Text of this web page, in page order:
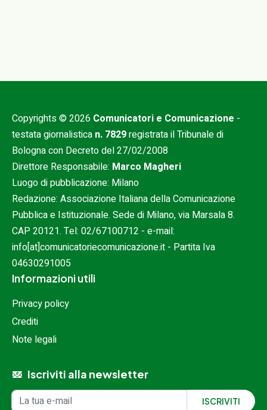
Copyrights © 2026 Comunicatori e Comunicazione -
testata giornalistica n. 7829registrata il Tribunale di
Bologna con Decreto del 27/02/2008
Direttore Responsabile: Marco Magheri
Luogo di pubblicazione: Milano
Redazione: Associazione Italiana della Comunicazione
Pubblica e Istituzionale. Sede di Milano, via Marsala 8.
CAP 20121. Tel: 02/67100712 - e-mail:
info[at]comunicatoriecomunicazione.it - Partita Iva
04630291005
Informazioni utili
Privacy policy
Crediti
Note legali
Iscriviti alla newsletter
Iscrizione alla newsletter
Indirizzo email ISCRIVITI